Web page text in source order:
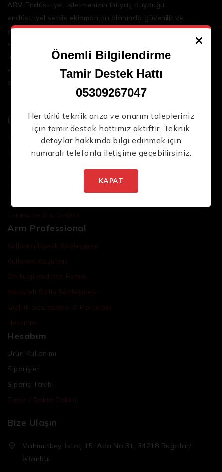
ARM Endüstriyel, işletmenizin ihtiyaç duyduğu
endüstriyel servis ekipmanları alanında güvenilir ve
yenilikçi çözümler sunar. Geniş ürün yelpazemizle,
sektördeki en son teknolojileri ve yüksek kaliteli
ürünleri bir araya getirerek iş süreçlerinizi daha
verimli ve sorunsuz hale getirmenize yardımcı
oluyoruz.
Ürünler
Şarjlı El Aletleri
Şarjlı Led Lambalar
Özel Tasarım El Aletleri
Cırcır Kolları
Batarya ve Adaptörler
Lokma ve Bits Setleri
Arm Professional
Kullanıcı/Üyelik Sözleşmesi
Kullanım Koşulları
Ön Bilgilendirme Formu
Mesafeli Satış Sözleşmesi
Gizlilik Sözleşmesi & Politikası
Hesabım
Hesabım
Ürün Kullanımı
Siparişler
Sipariş Takibi
Tamir / Bakım Takibi
Bize Ulaşın
Mahmutbey, İstoç 15. Ada No:31, 34218 Bağcılar/
İstanbul
×
Önemli Bilgilendirme
Tamir Destek Hattı
05309267047
Her türlü teknik arıza ve onarım talepleriniz
için tamir destek hattımız aktiftir. Teknik
detaylar hakkında bilgi edinmek için
numaralı telefonla iletişime geçebilirsiniz.
KAPAT